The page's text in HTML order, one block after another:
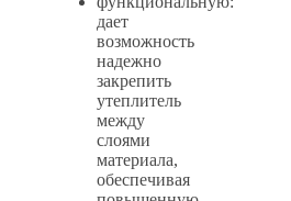
дает
возможность
надежно
закрепить
утеплитель
между
слоями
материала,
обеспечивая